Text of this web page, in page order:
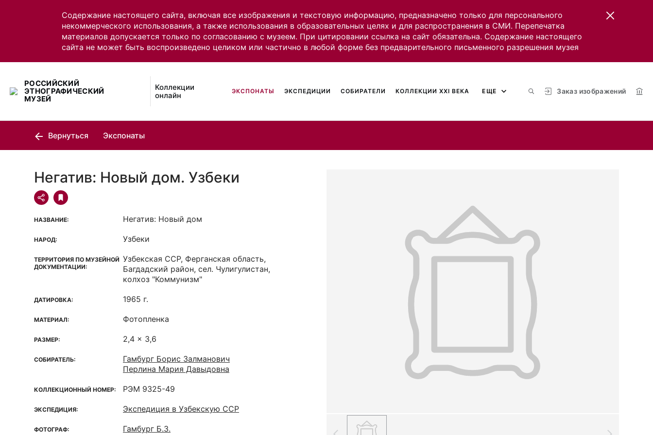
Содержание настоящего сайта, включая все изображения и текстовую информацию, предназначено только для персонального
некоммерческого использования, а также использования в образовательных целях и для распространения в СМИ. Перепечатка
материалов допускается только по согласованию с музеем. При цитировании ссылка на сайт обязательна. Содержание настоящего
сайта не может быть воспроизведено целиком или частично в любой форме без предварительного письменного разрешения музея
РОССИЙСКИЙ
ЭТНОГРАФИЧЕСКИЙ
МУЗЕЙ
Коллекции
онлайн
Заказ изображений
ЭКСПОНАТЫ ЭКСПЕДИЦИИ СОБИРАТЕЛИ КОЛЛЕКЦИИ XXI ВЕКА ЕЩЕ
Вернуться Экспонаты
Негатив: Новый дом. Узбеки
НАЗВАНИЕ: Негатив: Новый дом
НАРОД: Узбеки
ТЕРРИТОРИЯ ПО МУЗЕЙНОЙ
ДОКУМЕНТАЦИИ:
Узбекская ССР, Ферганская область,
Багдадский район, сел. Чулигулистан,
колхоз "Коммунизм"
ДАТИРОВКА: 1965 г.
МАТЕРИАЛ: Фотопленка
РАЗМЕР: 2,4 x 3,6
СОБИРАТЕЛЬ:
Гамбург Борис Залманович
Перлина Мария Давыдовна
КОЛЛЕКЦИОННЫЙ НОМЕР: РЭМ 9325-49
ЭКСПЕДИЦИЯ: Экспедиция в Узбекскую ССР
ФОТОГРАФ:
Гамбург Б.З.